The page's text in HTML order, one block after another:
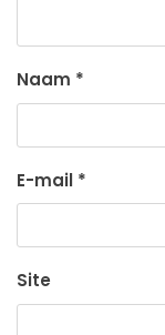
Naam *
E-mail *
Site